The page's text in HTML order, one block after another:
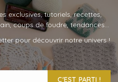
exclusives, tutoriels, recettes,
coups de foudre, tendances…
pour découvrir notre univers !
C'EST PARTI !